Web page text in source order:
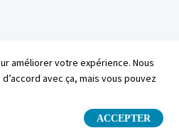
améliorer votre expérience. Nous
avec ça, mais vous pouvez
ACCEPTER